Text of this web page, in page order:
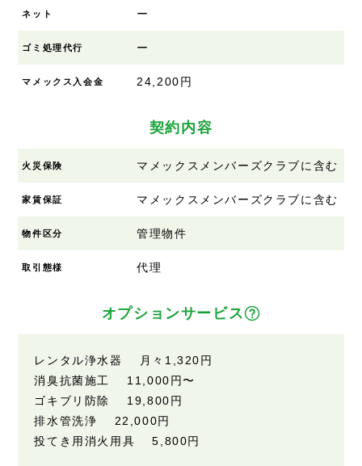
ネット ー
ゴミ処理代行 ー
マメックス入会金 24,200円
契約内容
火災保険 マメックスメンバーズクラブに含む
家賃保証 マメックスメンバーズクラブに含む
物件区分 管理物件
取引態様 代理
オプションサービス
レンタル浄水器 月々1,320円
消臭抗菌施工 11,000円〜
ゴキブリ防除 19,800円
排水管洗浄 22,000円
投てき用消火用具 5,800円